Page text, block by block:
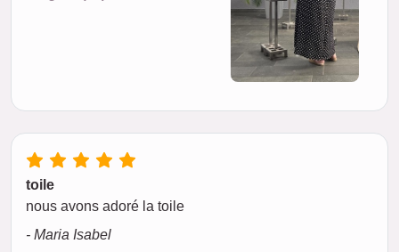
toile
nous avons adoré la toile
- Maria Isabel